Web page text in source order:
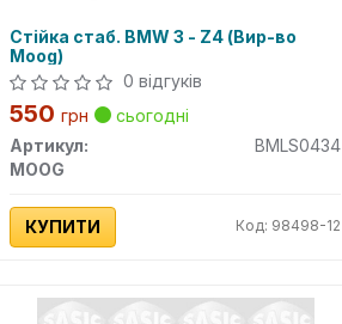
Стійка стаб. BMW 3 - Z4 (Вир-во
Moog)
0 відгуків
550 грн
сьогодні
Артикул:
BMLS0434
MOOG
КУПИТИ Код: 98498-12